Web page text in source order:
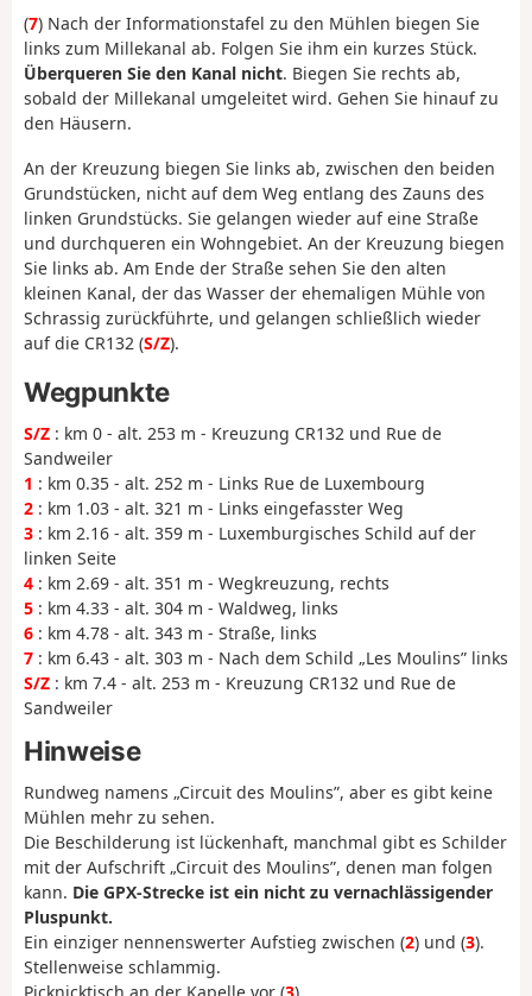
(7) Nach der Informationstafel zu den Mühlen biegen Sie
links zum Millekanal ab. Folgen Sie ihm ein kurzes Stück.
Überqueren Sie den Kanal nicht. Biegen Sie rechts ab,
sobald der Millekanal umgeleitet wird. Gehen Sie hinauf zu
den Häusern.
An der Kreuzung biegen Sie links ab, zwischen den beiden
Grundstücken, nicht auf dem Weg entlang des Zauns des
linken Grundstücks. Sie gelangen wieder auf eine Straße
und durchqueren ein Wohngebiet. An der Kreuzung biegen
Sie links ab. Am Ende der Straße sehen Sie den alten
kleinen Kanal, der das Wasser der ehemaligen Mühle von
Schrassig zurückführte, und gelangen schließlich wieder
auf die CR132 (S/Z).
Wegpunkte
S/Z : km 0 - alt. 253 m - Kreuzung CR132 und Rue de
Sandweiler
1 : km 0.35 - alt. 252 m - Links Rue de Luxembourg
2 : km 1.03 - alt. 321 m - Links eingefasster Weg
3 : km 2.16 - alt. 359 m - Luxemburgisches Schild auf der
linken Seite
4 : km 2.69 - alt. 351 m - Wegkreuzung, rechts
5 : km 4.33 - alt. 304 m - Waldweg, links
6 : km 4.78 - alt. 343 m - Straße, links
7 : km 6.43 - alt. 303 m - Nach dem Schild „Les Moulins” links
S/Z : km 7.4 - alt. 253 m - Kreuzung CR132 und Rue de
Sandweiler
Hinweise
Rundweg namens „Circuit des Moulins”, aber es gibt keine
Mühlen mehr zu sehen.
Die Beschilderung ist lückenhaft, manchmal gibt es Schilder
mit der Aufschrift „Circuit des Moulins”, denen man folgen
kann. Die GPX-Strecke ist ein nicht zu vernachlässigender
Pluspunkt.
Ein einziger nennenswerter Aufstieg zwischen (2) und (3).
Stellenweise schlammig.